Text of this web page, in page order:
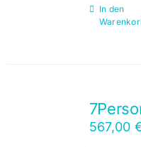
In den
567,00